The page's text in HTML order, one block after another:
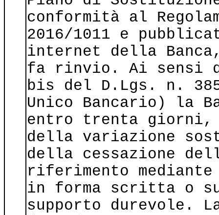
conformità al
2016/1011 e
internet della
fa rinvio. Ai sensi
bis del D.Lgs. n.
Unico Bancario) la
entro trenta giorni,
della variazione
della cessazione
riferimento mediante
in forma scritta o
supporto durevole.